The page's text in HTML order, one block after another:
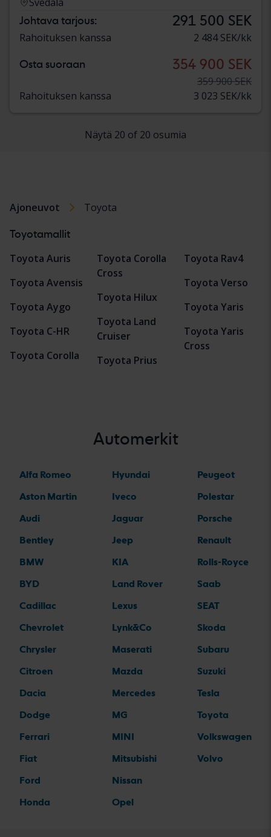
Johtava tarjous: 291 500 SEK
Rahoituksen kanssa 2 484 SEK/kk
Osta suoraan 354 900 SEK
359 900 SEK
Rahoituksen kanssa
3 023 SEK/kk
Näytä 20 of 20 osumia
Ajoneuvot Toyota
Toyotamallit
Toyota Auris
Toyota Avensis
Toyota Aygo
Toyota C-HR
Toyota Corolla
Toyota Corolla
Cross
Toyota Hilux
Toyota Land
Cruiser
Toyota Prius
Toyota Rav4
Toyota Verso
Toyota Yaris
Toyota Yaris
Cross
Automerkit
Alfa Romeo
Aston Martin
Audi
Bentley
BMW
BYD
Cadillac
Chevrolet
Chrysler
Citroen
Dacia
Dodge
Ferrari
Fiat
Ford
Honda
Hyundai
Iveco
Jaguar
Jeep
KIA
Land Rover
Lexus
Lynk&Co
Maserati
Mazda
Mercedes
MG
MINI
Mitsubishi
Nissan
Opel
Peugeot
Polestar
Porsche
Renault
Rolls-Royce
Saab
SEAT
Skoda
Subaru
Suzuki
Tesla
Toyota
Volkswagen
Volvo